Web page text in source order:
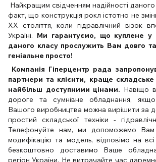
Найкращим свідченням надійності даного
факт, що конструкція рокл істотно не
XX століття, коли гідравлічний візок
Україні. Ми гарантуємо, що куплене у
даного класу прослужить Вам довго
геніальне просто!
Компанія Гіперцентр рада
партнери та клієнти, краще складське
найбільш доступними цінами. Навіщо
дороге та сумнівне обладнання,
Вашого виробництва можна вирішити за
простий складської техніки -
Телефонуйте нам, ми допоможемо Вам
модифікацію та модель, відповімо на
безкоштовно доставимо Ваше
регіон України. Не витрачайте час